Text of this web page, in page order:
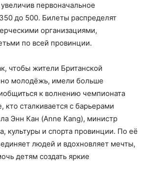
первоначальное
до 500. Билеты распределят
организациями,
по всей провинции.
чтобы жители Британской
молодёжь, имели больше
к волнению чемпионата
кто сталкивается с барьерами
Энн Кан (Anne Kang), министр
культуры и спорта провинции. По её
людей и вдохновляет мечты,
детям создать яркие